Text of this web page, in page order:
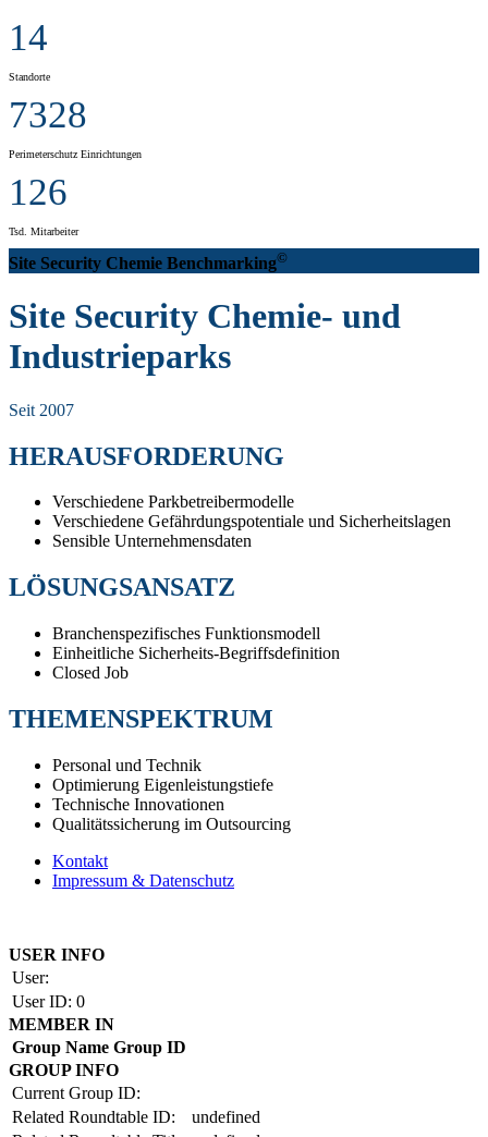
14
Standorte
7328
Perimeterschutz Einrichtungen
126
Tsd. Mitarbeiter
Site Security Chemie Benchmarking©
Site Security Chemie- und
Industrieparks
Seit 2007
HERAUSFORDERUNG
Verschiedene Parkbetreibermodelle
Verschiedene Gefährdungspotentiale und Sicherheitslagen
Sensible Unternehmensdaten
LÖSUNGSANSATZ
Branchenspezifisches Funktionsmodell
Einheitliche Sicherheits-Begriffsdefinition
Closed Job
THEMENSPEKTRUM
Personal und Technik
Optimierung Eigenleistungstiefe
Technische Innovationen
Qualitätssicherung im Outsourcing
Kontakt
Impressum & Datenschutz
USER INFO
User:
User ID: 0
MEMBER IN
Group Name Group ID
GROUP INFO
Current Group ID:
Related Roundtable ID:
undefined